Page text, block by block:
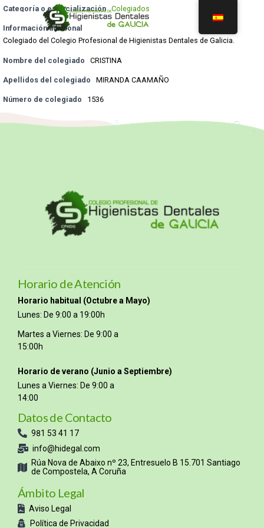
Categoría o especialización Colegiados
Información adicional
Colegiado del Colegio Profesional de Higienistas Dentales de Galicia.
Nombre del colegiado CRISTINA
Apellidos del colegiado MIRANDA CAAMAÑO
Número de colegiado 1536
Horario de Atención
Horario habitual (Octubre a Mayo)
Lunes: De 9:00 a 19:00h
Martes a Viernes: De 9:00 a
15:00h
Horario de verano (Junio a Septiembre)
Lunes a Viernes: De 9:00 a
14:00
Datos de Contacto
981 53 41 17
info@hidegal.com
Rúa Nova de Abaixo nº 23, Entresuelo B 15.701 Santiago
de Compostela, A Coruña
Ámbito Legal
Aviso Legal
Política de Privacidad